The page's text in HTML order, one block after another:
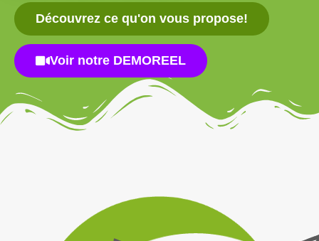
Découvrez ce qu'on vous propose!
Voir notre DEMOREEL